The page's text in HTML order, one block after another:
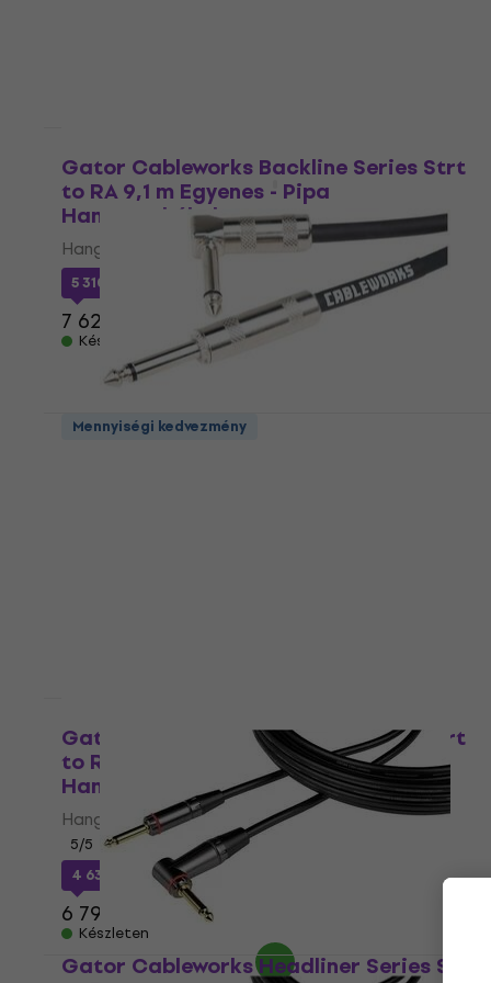
Gator Cableworks Backline Series Strt
to RA 9,1 m Egyenes - Pipa
Hangszerkábel
Hangszerkábel
5 310 Ft a következő kóddal MUZMUZ-30
7 620 Ft
Készleten
Mennyiségi kedvezmény
Gator Cableworks Backline Series Strt
to RA instrument 6 m Egyenes - Pipa
Hangszerkábel
Hangszerkábel
5/5
4 630 Ft
a következő kóddal
6 790 Ft
Készleten
Gator Cableworks Headliner Series Strt